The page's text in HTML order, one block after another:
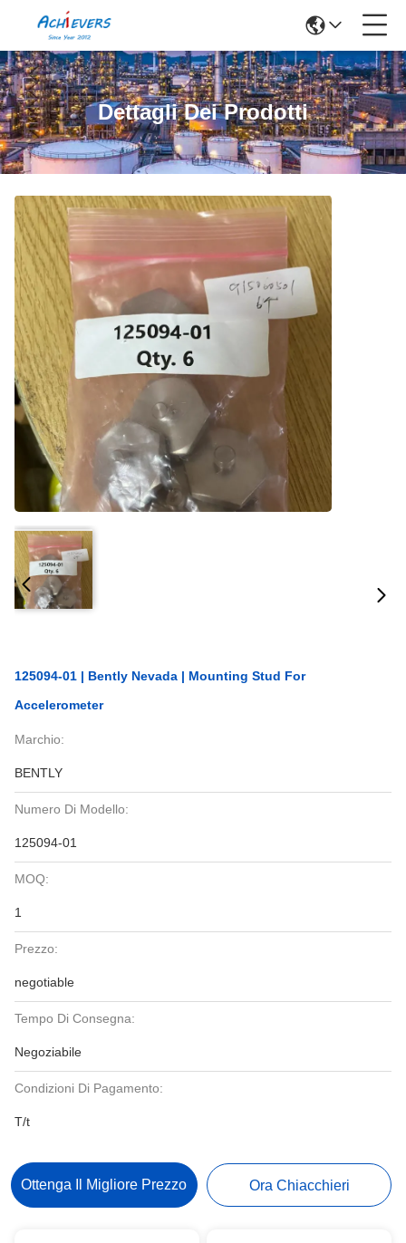
Dettagli Dei Prodotti
125094-01 | Bently Nevada | Mounting Stud For
Accelerometer
Marchio:
BENTLY
Numero Di Modello:
125094-01
MOQ:
1
Prezzo:
negotiable
Tempo Di Consegna:
Negoziabile
Condizioni Di Pagamento:
T/t
Ottenga Il Migliore Prezzo Ora Chiacchieri